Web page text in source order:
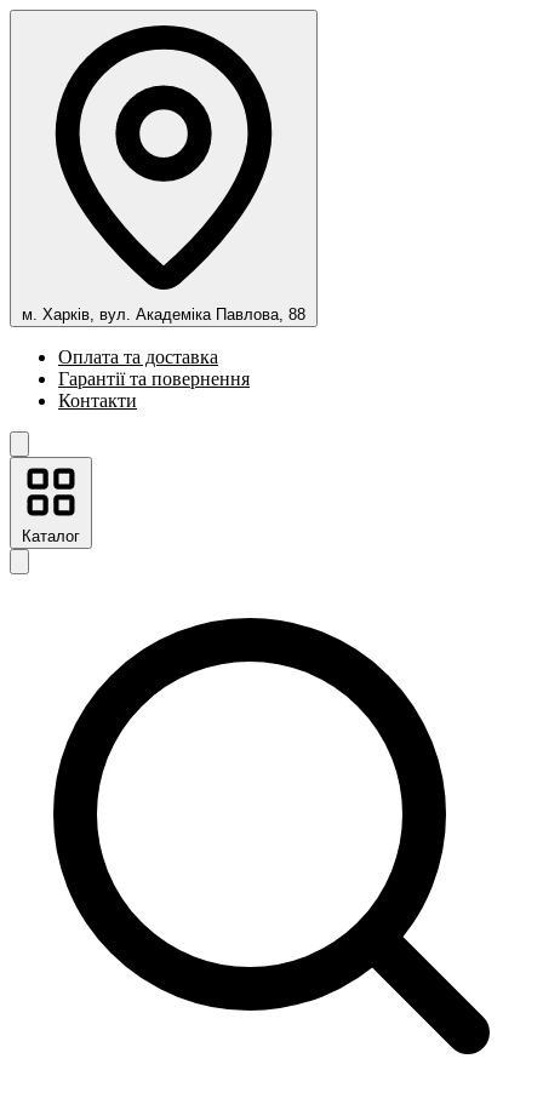
м. Харків, вул. Академіка Павлова, 88
Оплата та доставка
Гарантії та повернення
Контакти
Каталог